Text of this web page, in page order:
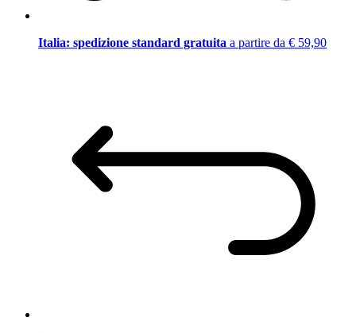
Italia: spedizione standard gratuita a partire da € 59,90